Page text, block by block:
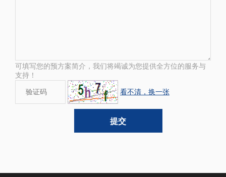
可填写您的预方案简介，我们将竭诚为您提供全方位的服务与
支持！
看不清，换一张
提交